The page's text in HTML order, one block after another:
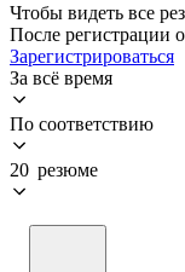
Чтобы видеть все
После регистрации
Зарегистрироваться
За всё время
По соответствию
20 резюме